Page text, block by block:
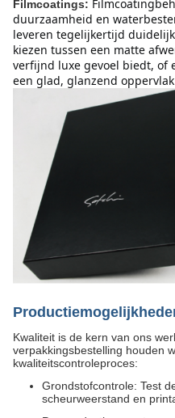
Filmcoatings:
duurzaamheid en
leveren tegelijkertijd
kiezen tussen een matte
verfijnd luxe gevoel biedt, of
een glad, glanzend
Kwaliteit is de kern van ons
verpakkingsbestelling houden
kwaliteitscontroleproces:
Grondstofcontrole: Test
scheurweerstand en